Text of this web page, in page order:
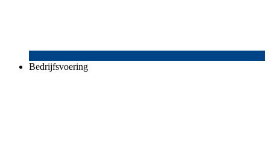
Bedrijfsvoering